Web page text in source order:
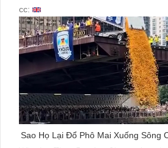
cc:
Sao Họ Lại Đổ Phô Mai Xuống Sông